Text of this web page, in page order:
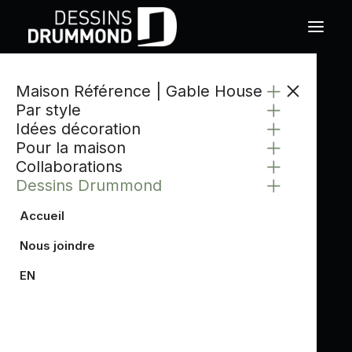
Maison Référence | Gable House
Par style
Idées décoration
Pour la maison
Collaborations
Dessins Drummond
Accueil
Nous joindre
EN